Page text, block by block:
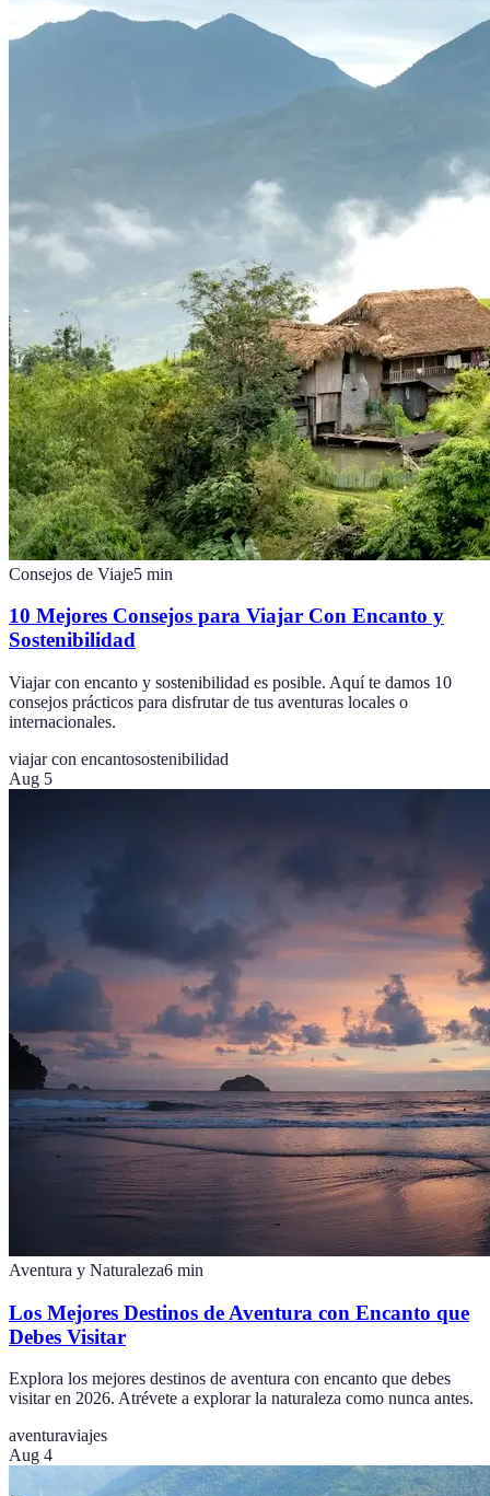
Consejos de Viaje5 min
10 Mejores Consejos para Viajar Con Encanto y
Sostenibilidad
Viajar con encanto y sostenibilidad es posible. Aquí te damos 10
consejos prácticos para disfrutar de tus aventuras locales o
internacionales.
viajar con encantosostenibilidad
Aug 5
Aventura y Naturaleza6 min
Los Mejores Destinos de Aventura con Encanto que
Debes Visitar
Explora los mejores destinos de aventura con encanto que debes
visitar en 2026. Atrévete a explorar la naturaleza como nunca antes.
aventuraviajes
Aug 4